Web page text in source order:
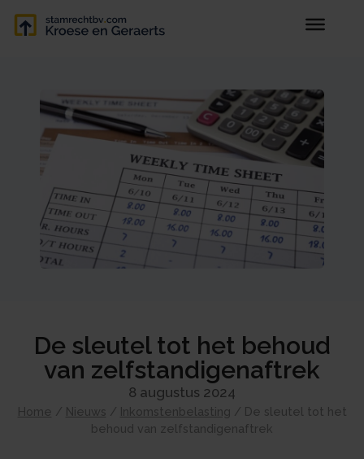
De sleutel tot het behoud
van zelfstandigenaftrek
8 augustus 2024
Home / Nieuws / Inkomstenbelasting / De sleutel tot het
behoud van zelfstandigenaftrek